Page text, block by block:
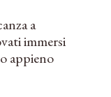
a
immersi
appieno